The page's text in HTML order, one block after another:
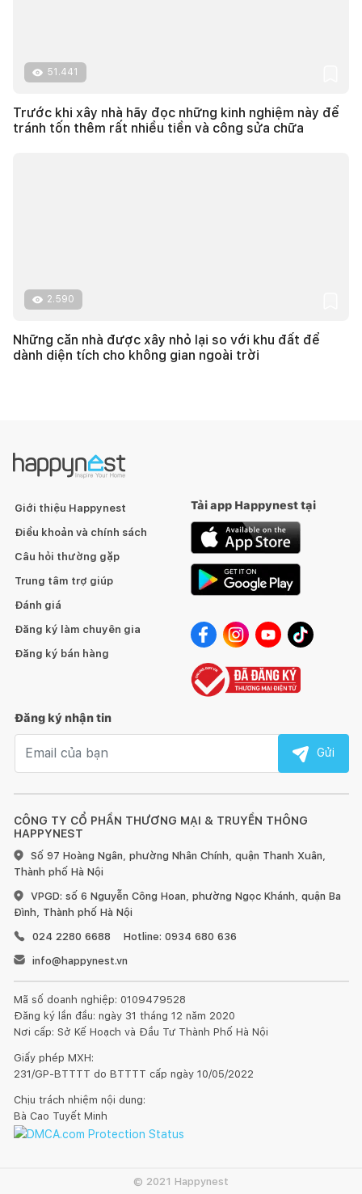
51.441
Trước khi xây nhà hãy đọc những kinh nghiệm này để
tránh tốn thêm rất nhiều tiền và công sửa chữa
2.590
Những căn nhà được xây nhỏ lại so với khu đất để
dành diện tích cho không gian ngoài trời
CÔNG TY CỔ PHẦN THƯƠNG MẠI & TRUYỀN THÔNG
HAPPYNEST
Số 97 Hoàng Ngân, phường Nhân Chính, quận Thanh Xuân,
Thành phố Hà Nội
VPGD: số 6 Nguyễn Công Hoan, phường Ngọc Khánh, quận Ba
Đình, Thành phố Hà Nội
024 2280 6688
Hotline: 0934 680 636
info@happynest.vn
Mã số doanh nghiệp: 0109479528
Đăng ký lần đầu: ngày 31 tháng 12 năm 2020
Nơi cấp: Sở Kế Hoạch và Đầu Tư Thành Phố Hà Nội
Giấy phép MXH:
231/GP-BTTTT do BTTTT cấp ngày 10/05/2022
Chịu trách nhiệm nội dung:
Bà Cao Tuyết Minh
Giới thiệu Happynest
Điều khoản và chính sách
Câu hỏi thường gặp
Trung tâm trợ giúp
Đánh giá
Đăng ký làm chuyên gia
Đăng ký bán hàng
Tải app Happynest tại
Đăng ký nhận tin
Gửi
© 2021 Happynest